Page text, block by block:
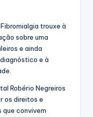
trouxe à
sobre uma
e ainda
e à
Robério Negreiros
os direitos e
que convivem